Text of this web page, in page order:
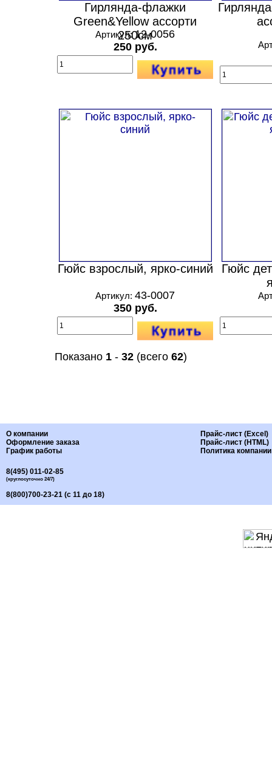
Гирлянда-флажки
Green&Yellow ассорти
250см
Артикул:12-0056
250 руб.
Гюйс взрослый, ярко-синий
Артикул: 43-0007
350 руб.
Гюйс
Показано 1 - 32 (всего 62)
О компании
Оформление заказа
График работы
Прайс-лист (Excel)
Прайс-лист (HTML)
Политика
8(495) 011-02-85
(круглосуточно 24/7)
8(800)700-23-21 (с 11 до 18)